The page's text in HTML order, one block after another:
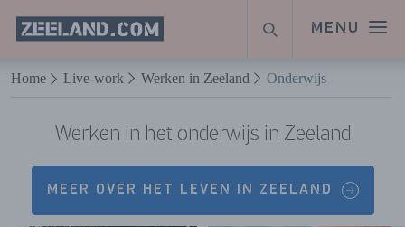
Naar hoofdinhoud
MENU
Homepage
Zeeland.com
ZOEKEN
Home Live-work Werken in Zeeland Onderwijs
Werken in het onderwijs in Zeeland
MEER OVER HET LEVEN IN ZEELAND